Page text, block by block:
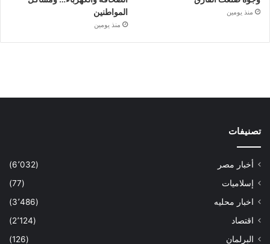
منذ يومين
المواطنين
منذ يومين
تصنيفات
أخبار مصر
(6٬032)
إسلاميات
(77)
اخبار محليه
(3٬486)
اقتصاد
(2٬124)
البرلمان
(126)